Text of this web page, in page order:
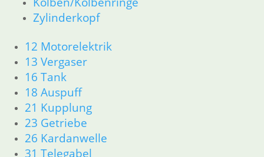
Zylinderkopf
12 Motorelektrik
13 Vergaser
16 Tank
18 Auspuff
21 Kupplung
23 Getriebe
26 Kardanwelle
31 Telegabel